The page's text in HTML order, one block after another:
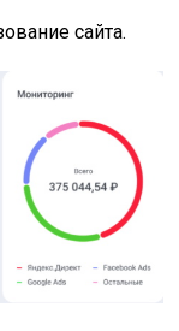
сайта.